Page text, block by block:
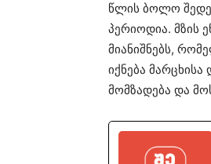
წლის ბოლო
პერიოდია. მზის
მიანიშნებს,
იქნება
მომზადება და